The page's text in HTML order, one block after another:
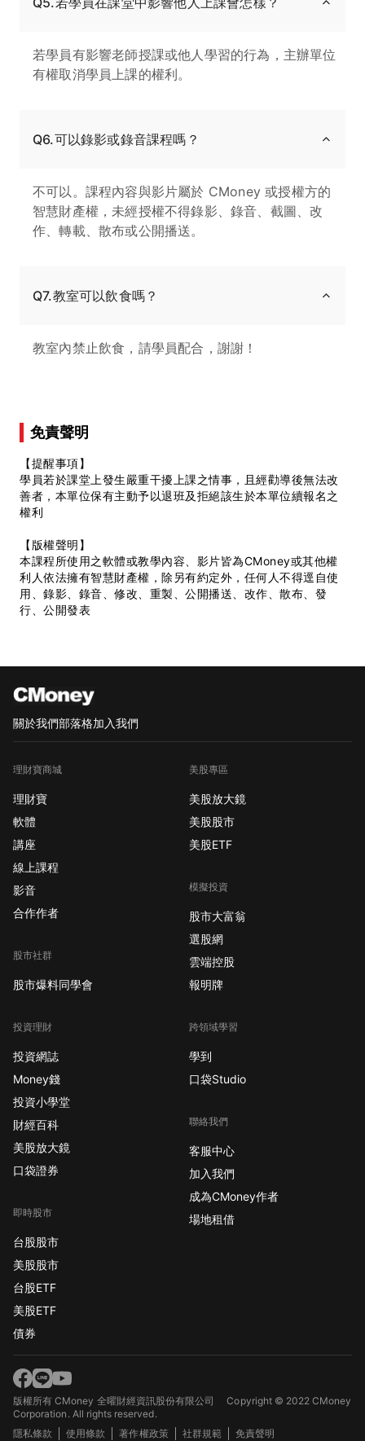
若學員有影響老師授課或他人學習的行為，主辦單位
有權取消學員上課的權利。
Q6.可以錄影或錄音課程嗎？
不可以。課程內容與影片屬於 CMoney 或授權方的
智慧財產權，未經授權不得錄影、錄音、截圖、改
作、轉載、散布或公開播送。
Q7.教室可以飲食嗎？
教室內禁止飲食，請學員配合，謝謝！
免責聲明
【提醒事項】
學員若於課堂上發生嚴重干擾上課之情事，且經勸導後無法改
善者，本單位保有主動予以退班及拒絕該生於本單位續報名之
權利
【版權聲明】
本課程所使用之軟體或教學內容、影片皆為CMoney或其他權
利人依法擁有智慧財產權，除另有約定外，任何人不得逕自使
用、錄影、錄音、修改、重製、公開播送、改作、散布、發
行、公開發表
關於我們部落格加入我們
理財寶商城
理財寶
軟體
講座
線上課程
影音
合作作者
股市社群
股市爆料同學會
投資理財
投資網誌
Money錢
投資小學堂
財經百科
美股放大鏡
口袋證券
即時股市
台股股市
美股股市
台股ETF
美股ETF
債券
美股專區
美股放大鏡
美股股市
美股ETF
模擬投資
股市大富翁
選股網
雲端控股
報明牌
跨領域學習
學到
口袋Studio
聯絡我們
客服中心
加入我們
成為CMoney作者
場地租借
版權所有 CMoney 全曜財經資訊股份有限公司Copyright © 2022 CMoney
Corporation. All rights reserved.
隱私條款
使用條款 著作權政策 社群規範 免責聲明